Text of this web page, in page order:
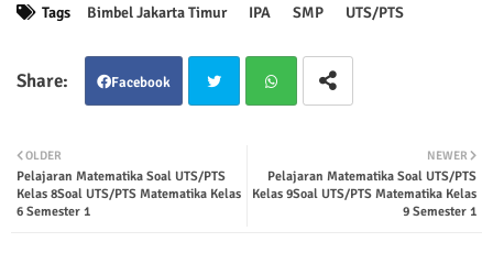
Tags Bimbel Jakarta Timur IPA SMP UTS/PTS
Facebook
ter tsap
NEWER
Pelajaran Matematika Soal UTS/PTS
Kelas 9Soal UTS/PTS Matematika Kelas
9 Semester 1
OLDER
Pelajaran Matematika Soal UTS/PTS
Kelas 8Soal UTS/PTS Matematika Kelas
6 Semester 1